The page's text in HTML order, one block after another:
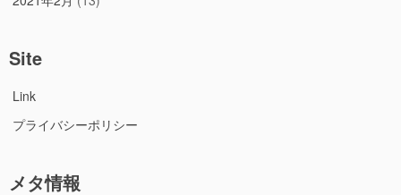
Site
Link
プライバシーポリシー
メタ情報